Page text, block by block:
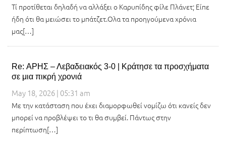
Τί προτίθεται δηλαδή να αλλάξει ο Καρυπίδης φίλε Πλάνετ; Είπε
ήδη ότι θα μειώσει το μπάτζετ.Ολα τα προηγούμενα χρόνια
μας[…]
Re: ΑΡΗΣ – Λεβαδειακός 3-0 | Κράτησε τα προσχήματα
σε μια πικρή χρονιά
May 18, 2026 | 05:31 am
Με την κατάσταση που έχει διαμορφωθεί νομίζω ότι κανείς δεν
μπορεί να προβλέψει το τι θα συμβεί. Πάντως στην
περίπτωση[…]